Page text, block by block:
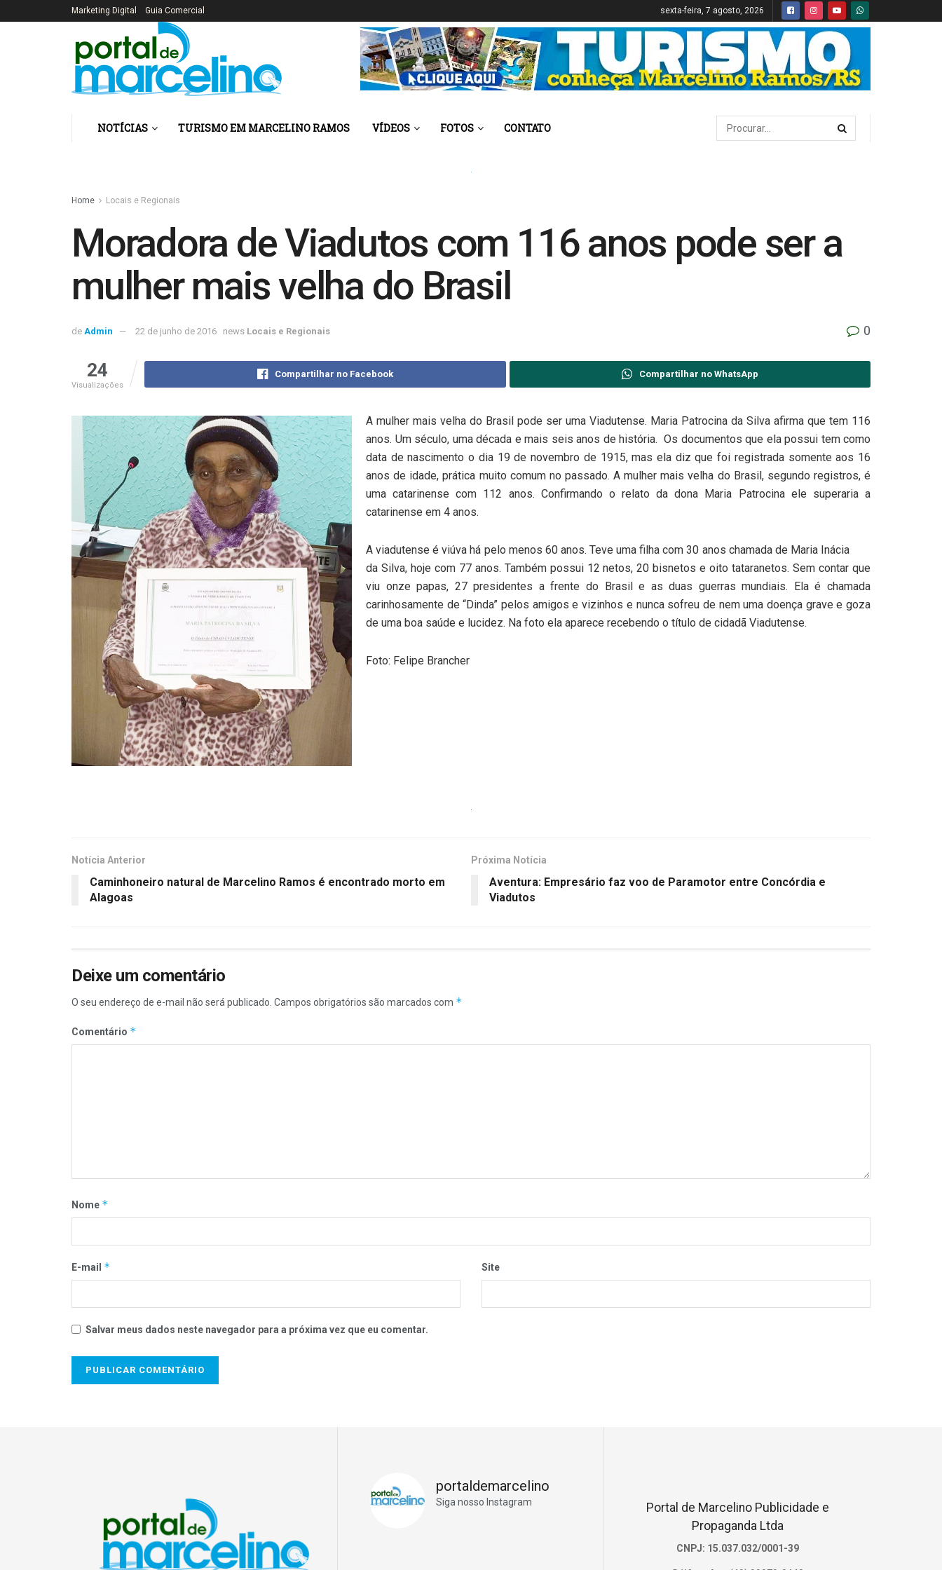
Marketing Digital Guia Comercial sexta-feira, 7 agosto, 2026
NOTÍCIAS TURISMO EM MARCELINO RAMOS VÍDEOS FOTOS CONTATO
Home Locais e Regionais
Moradora de Viadutos com 116 anos pode ser a
mulher mais velha do Brasil
de Admin 22 de junho de 2016 news Locais e Regionais 0
24
Visualizações
Compartilhar no Facebook Compartilhar no WhatsApp
A mulher mais velha do Brasil pode ser uma Viadutense. Maria Patrocina da Silva afirma que tem 116
anos. Um século, uma década e mais seis anos de história. Os documentos que ela possui tem como
data de nascimento o dia 19 de novembro de 1915, mas ela diz que foi registrada somente aos 16
anos de idade, prática muito comum no passado. A mulher mais velha do Brasil, segundo registros, é
uma catarinense com 112 anos. Confirmando o relato da dona Maria Patrocina ele superaria a
catarinense em 4 anos.
A viadutense é viúva há pelo menos 60 anos. Teve uma filha com 30 anos chamada de Maria Inácia
da Silva, hoje com 77 anos. Também possui 12 netos, 20 bisnetos e oito tataranetos. Sem contar que
viu onze papas, 27 presidentes a frente do Brasil e as duas guerras mundiais. Ela é chamada
carinhosamente de “Dinda” pelos amigos e vizinhos e nunca sofreu de nem uma doença grave e goza
de uma boa saúde e lucidez. Na foto ela aparece recebendo o título de cidadã Viadutense.
Foto: Felipe Brancher
Notícia Anterior
Caminhoneiro natural de Marcelino Ramos é encontrado morto em
Alagoas
Próxima Notícia
Aventura: Empresário faz voo de Paramotor entre Concórdia e
Viadutos
Deixe um comentário
O seu endereço de e-mail não será publicado. Campos obrigatórios são marcados com *
Comentário *
Nome *
E-mail * Site
Salvar meus dados neste navegador para a próxima vez que eu comentar.
portaldemarcelino
Siga nosso Instagram
Portal de Marcelino Publicidade e
Propaganda Ltda
CNPJ: 15.037.032/0001-39